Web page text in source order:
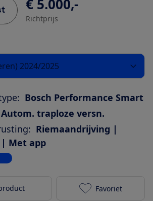
€ 5.000,-
Richtprijs
2024/2025
Bosch Performance Smart
Autom. traploze versn.
Riemaandrijving |
| Met app
Dutch ID
Favoriet